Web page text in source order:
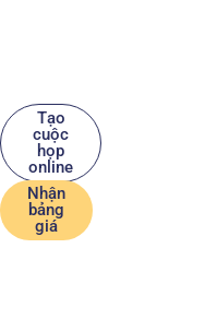
Tạo
cuộc
họp
online
Nhận
bảng
giá